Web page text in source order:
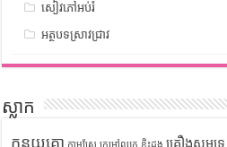
សៀវភៅអប់រំ
អត្ថបទស្រាវជ្រាវ
ស្លាក
កន្ទុយគោ ក្តាមស្រែ ក្រអៅឈូក ខ្ទិះដូង គ្រឿងសមុទ្រ